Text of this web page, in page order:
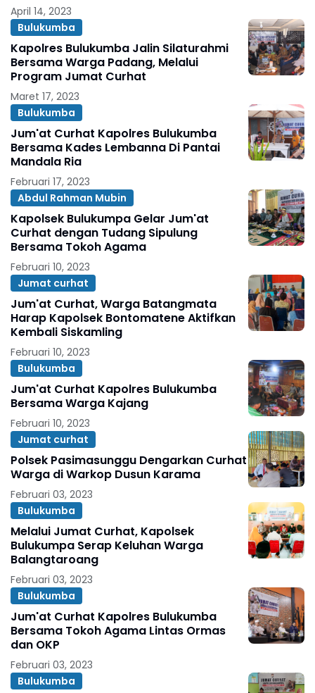
April 14, 2023
Bulukumba
Kapolres Bulukumba Jalin Silaturahmi
Bersama Warga Padang, Melalui
Program Jumat Curhat
Maret 17, 2023
Bulukumba
Jum'at Curhat Kapolres Bulukumba
Bersama Kades Lembanna Di Pantai
Mandala Ria
Februari 17, 2023
Abdul Rahman Mubin
Kapolsek Bulukumpa Gelar Jum'at
Curhat dengan Tudang Sipulung
Bersama Tokoh Agama
Februari 10, 2023
Jumat curhat
Jum'at Curhat, Warga Batangmata
Harap Kapolsek Bontomatene Aktifkan
Kembali Siskamling
Februari 10, 2023
Bulukumba
Jum'at Curhat Kapolres Bulukumba
Bersama Warga Kajang
Februari 10, 2023
Jumat curhat
Polsek Pasimasunggu Dengarkan Curhat
Warga di Warkop Dusun Karama
Februari 03, 2023
Bulukumba
Melalui Jumat Curhat, Kapolsek
Bulukumpa Serap Keluhan Warga
Balangtaroang
Februari 03, 2023
Bulukumba
Jum'at Curhat Kapolres Bulukumba
Bersama Tokoh Agama Lintas Ormas
dan OKP
Februari 03, 2023
Bulukumba